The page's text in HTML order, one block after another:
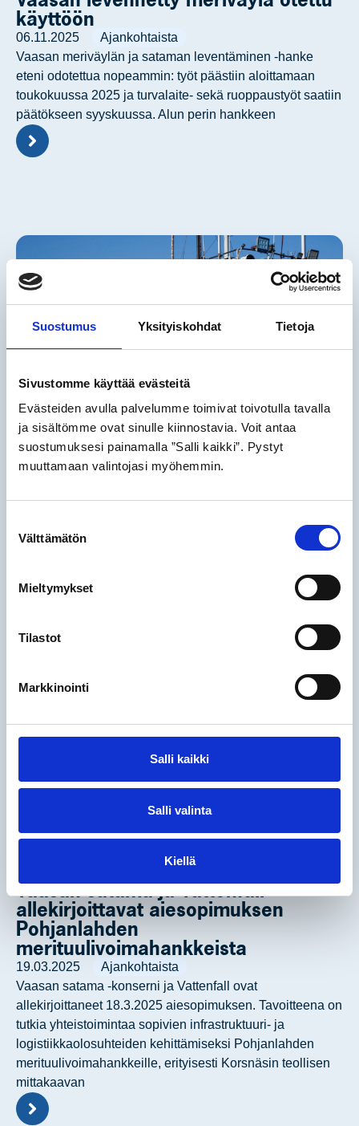
Suostumus Yksityiskohdat Tietoja
Sivustomme käyttää evästeitä
Evästeiden avulla palvelumme toimivat toivotulla tavalla
ja sisältömme ovat sinulle kiinnostavia. Voit antaa
suostumuksesi painamalla ”Salli kaikki”. Pystyt
muuttamaan valintojasi myöhemmin.
valinta
Välttämätön
Mieltymykset
Tilastot
Markkinointi
Salli kaikki
Salli valinta
Kiellä
käyttöön
06.11.2025
Ajankohtaista
Vaasan meriväylän ja sataman leventäminen -hanke
eteni odotettua nopeammin: työt päästiin aloittamaan
toukokuussa 2025 ja turvalaite- sekä ruoppaustyöt saatiin
päätökseen syyskuussa. Alun perin hankkeen
R-Towing ja Kvarken Ports Vaasa
solmivat kumppanuuden jäänmurto-
ja avustuspalveluista
17.09.2025
Ajankohtaista
avustuspalvelutoimijan, kun kilpailutuksen tuloksena
kumppanuuden myötä satama saa kasvaviin tarpeisiin
sopivan
Vaasan satama ja Vattenfall
allekirjoittavat aiesopimuksen
Pohjanlahden
merituulivoimahankkeista
19.03.2025
Ajankohtaista
Vaasan satama -konserni ja Vattenfall ovat
allekirjoittaneet 18.3.2025 aiesopimuksen. Tavoitteena on
tutkia yhteistoimintaa sopivien infrastruktuuri- ja
logistiikkaolosuhteiden kehittämiseksi Pohjanlahden
merituulivoimahankkeille, erityisesti Korsnäsin teollisen
mittakaavan